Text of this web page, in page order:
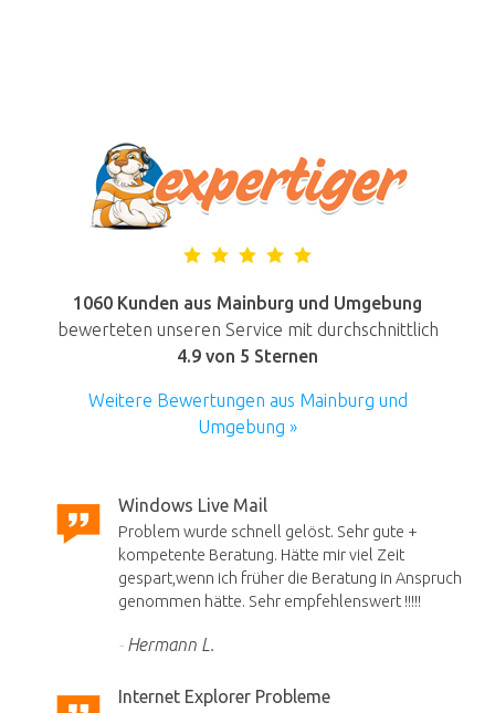
1060 Kunden aus Mainburg und Umgebung
bewerteten unseren Service mit durchschnittlich
4.9 von 5 Sternen
Weitere Bewertungen aus Mainburg und
Umgebung »
Windows Live Mail
Problem wurde schnell gelöst. Sehr gute +
kompetente Beratung. Hätte mir viel Zeit
gespart,wenn ich früher die Beratung in Anspruch
genommen hätte. Sehr empfehlenswert !!!!!
Hermann L.
Internet Explorer Probleme